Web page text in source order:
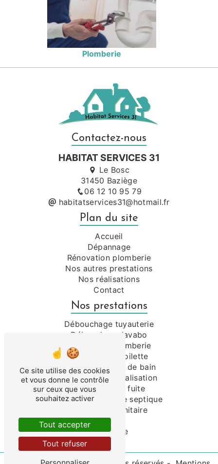
Plomberie
Contactez-nous
HABITAT SERVICES 31
Le Bosc
31450 Baziège
06 12 10 95 79
habitatservices31@hotmail.fr
Plan du site
Accueil
Dépannage
Rénovation plomberie
Nos autres prestations
Nos réalisations
Contact
Nos prestations
Débouchage tuyauterie
Débouchage lavabo
Dépannage plomberie
Débouchage toilette
Rénovation salle de bain
Débouchage canalisation
Recherche de fuite
Débouchage fosse septique
Installation sanitaire
WC
Plomberie
Ce site utilise des cookies
et vous donne le contrôle
sur ceux que vous
souhaitez activer
Tout accepter
Tout refuser